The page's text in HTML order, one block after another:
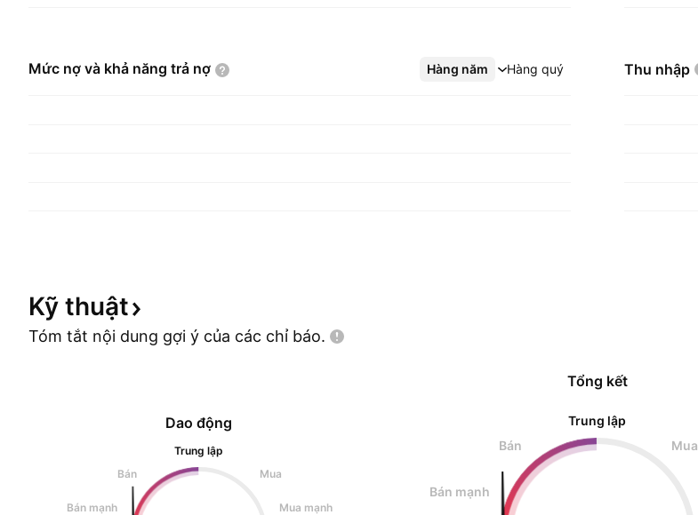
Mức nợ và khả năng trả nợ Hàng năm Hàng quý
Xem thêm Thu nhập
Kỹ thuật
Tóm tắt nội dung gợi ý của các chỉ báo.
Dao động
Trung lập
Bán
Mua
Bán mạnh Mua mạnh
Tổng kết
Trung lập
Bán
Mua
Bán mạnh